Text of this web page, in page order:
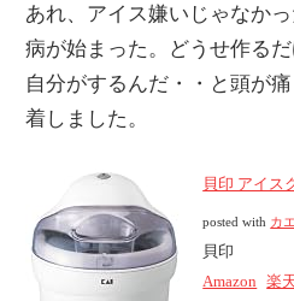
報
を
世
界
信
あれ、アイス嫌いじゃなか
病が始まった。どうせ作る
自分がするんだ・・と頭が
着しました。
貝印 アイス
posted with カ
貝印
Amazon
楽